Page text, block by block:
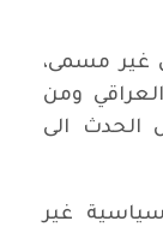
غير مسمى،
ومن
الحدث الى
غير